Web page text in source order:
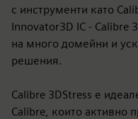
с инструменти като
Innovator3D IC - Calibre
на много домейни и
решения.
Calibre 3DStress е
Calibre, които активно